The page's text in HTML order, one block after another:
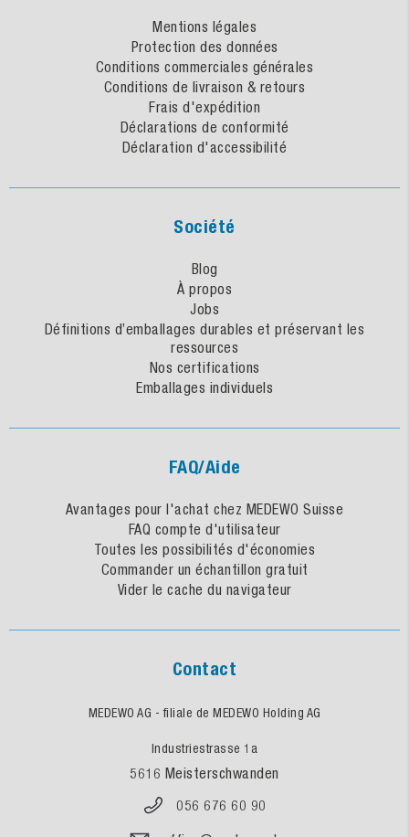
Mentions légales
Protection des données
Conditions commerciales générales
Conditions de livraison & retours
Frais d'expédition
Déclarations de conformité
Déclaration d'accessibilité
Société
Blog
À propos
Jobs
Définitions d’emballages durables et préservant les
ressources
Nos certifications
Emballages individuels
FAQ/Aide
Avantages pour l'achat chez MEDEWO Suisse
FAQ compte d'utilisateur
Toutes les possibilités d'économies
Commander un échantillon gratuit
Vider le cache du navigateur
Contact
MEDEWO AG - filiale de MEDEWO Holding AG
Industriestrasse 1a
5616 Meisterschwanden
056 676 60 90